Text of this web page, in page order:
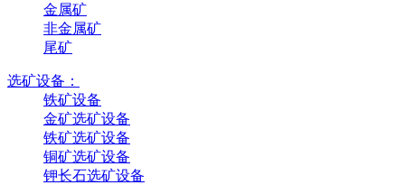
金属矿
非金属矿
尾矿
选矿设备：
铁矿设备
金矿选矿设备
铁矿选矿设备
铜矿选矿设备
钾长石选矿设备